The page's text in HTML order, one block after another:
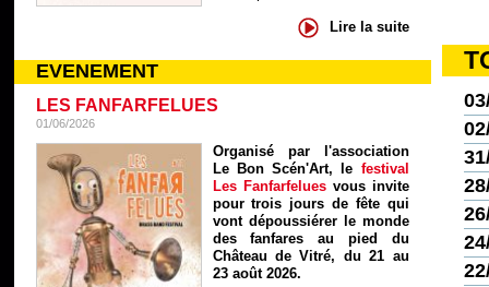
Lire la suite
EVENEMENT
LES FANFARFELUES
01/06/2026
Organisé par l'association
Le Bon Scén'Art, le festival
Les Fanfarfelues vous invite
pour trois jours de fête qui
vont dépoussiérer le monde
des fanfares au pied du
Château de Vitré, du 21 au
23 août 2026.